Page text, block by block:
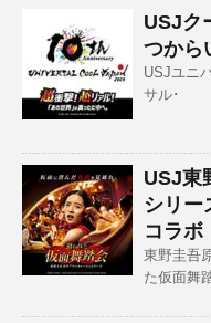
USJク
つから
USJユニ
サル･
USJ東
シリー
コラボ
東野圭吾
た仮面舞